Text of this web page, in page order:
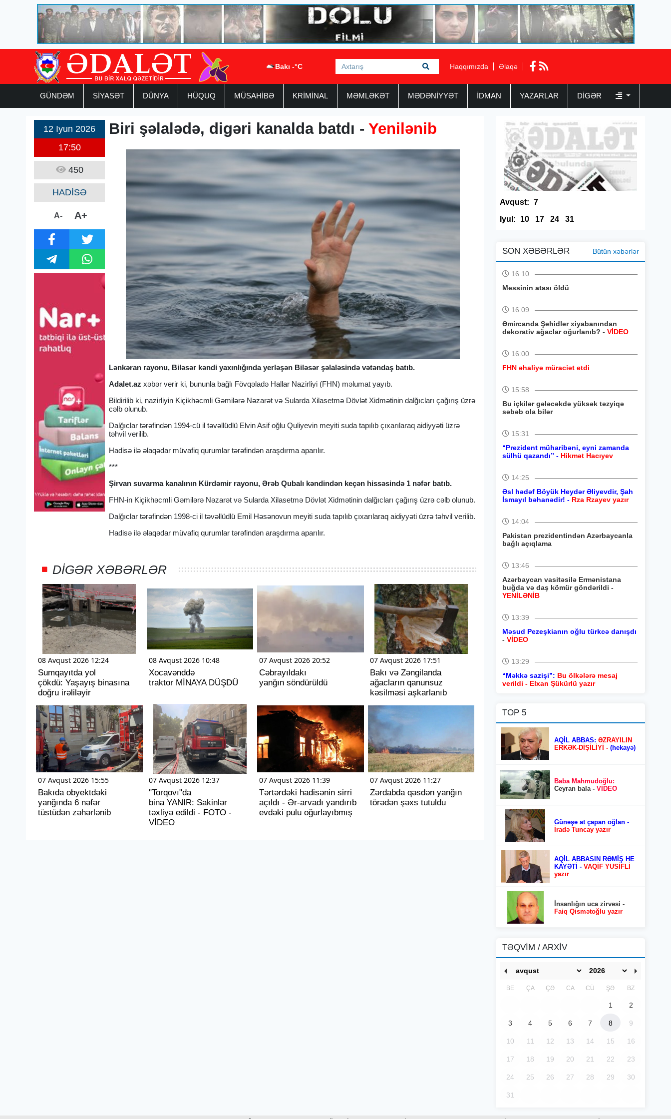
Bakı -°C Haqqımızda Əlaqə
GÜNDƏM SİYASƏT DÜNYA HÜQUQ MÜSAHİBƏ KRİMİNAL MƏMLƏKƏT MƏDƏNİYYƏT İDMAN YAZARLAR DIGƏR
12 Iyun 2026
17:50
450
HADİSƏ
A- A+
Biri şəlalədə, digəri kanalda batdı -Yenilənib
Lənkəran rayonu, Biləsər kəndi yaxınlığında yerləşən Biləsər şəlaləsində vətəndaş batıb.
Adalet.az xəbər verir ki, bununla bağlı Fövqəladə Hallar Nazirliyi (FHN) məlumat yayıb.
Bildirilib ki, nazirliyin Kiçikhəcmli Gəmilərə Nəzarət və Sularda Xilasetmə Dövlət Xidmətinin dalğıcları çağırış üzrə
cəlb olunub.
Dalğıclar tərəfindən 1994-cü il təvəllüdlü Elvin Asif oğlu Quliyevin meyiti suda tapılıb çıxarılaraq aidiyyəti üzrə
təhvil verilib.
Hadisə ilə əlaqədar müvafiq qurumlar tərəfindən araşdırma aparılır.
***
Şirvan suvarma kanalının Kürdəmir rayonu, Ərəb Qubalı kəndindən keçən hissəsində 1 nəfər batıb.
FHN-in Kiçikhəcmli Gəmilərə Nəzarət və Sularda Xilasetmə Dövlət Xidmətinin dalğıcları çağırış üzrə cəlb olunub.
Dalğıclar tərəfindən 1998-ci il təvəllüdlü Emil Həsənovun meyiti suda tapılıb çıxarılaraq aidiyyəti üzrə təhvil verilib.
Hadisə ilə əlaqədar müvafiq qurumlar tərəfindən araşdırma aparılır.
DIGƏR XƏBƏRLƏR
08 Avqust 2026 12:24
Sumqayıtda yol
çökdü: Yaşayış binasına
doğru irəliləyir
08 Avqust 2026 10:48
Xocavənddə
traktor MİNAYA DÜŞDÜ
07 Avqust 2026 20:52
Cəbrayıldakı
yanğın söndürüldü
07 Avqust 2026 17:51
Bakı və Zəngilanda
ağacların qanunsuz
kəsilməsi aşkarlanıb
07 Avqust 2026 15:55
Bakıda obyektdəki
yanğında 6 nəfər
tüstüdən zəhərlənib
07 Avqust 2026 12:37
"Torqovı"da
bina YANIR: Sakinlər
təxliyə edildi - FOTO -
VİDEO
07 Avqust 2026 11:39
Tərtərdəki hadisənin sirri
açıldı - Ər-arvadı yandırıb
evdəki pulu oğurlayıbmış
07 Avqust 2026 11:27
Zərdabda qəsdən yanğın
törədən şəxs tutuldu
Avqust: 7
Iyul:
10 17 24 31
SON XƏBƏRLƏR Bütün xəbərlər
16:10
Messinin atası öldü
16:09
Əmircanda Şəhidlər xiyabanından
dekorativ ağaclar oğurlanıb? - VİDEO
16:00
FHN əhaliyə müraciət etdi
15:58
Bu içkilər gələcəkdə yüksək təzyiqə
səbəb ola bilər
15:31
“Prezident müharibəni, eyni zamanda
sülhü qazandı” - Hikmət Hacıyev
14:25
Əsl hədəf Böyük Heydər Əliyevdir, Şah
İsmayıl bəhanədir! - Rza Rzayev yazır
14:04
Pakistan prezidentindən Azərbaycanla
bağlı açıqlama
13:46
Azərbaycan vasitəsilə Ermənistana
buğda və daş kömür göndərildi -
YENİLƏNİB
13:39
Məsud Pezeşkianın oğlu türkcə danışdı
- VİDEO
13:29
“Məkkə sazişi”: Bu ölkələrə mesaj
verildi - Elxan Şükürlü yazır
TOP 5
AQİL ABBAS: ƏZRAYILIN
ERKƏK-DİŞİLİYİ - (hekayə)
Baba Mahmudoğlu:
Ceyran bala - VİDEO
Günəşə at çapan oğlan -
İradə Tuncay yazır
AQİL ABBASIN RƏMİŞ HE
KAYƏTİ - VAQİF YUSİFLİ
yazır
İnsanlığın uca zirvəsi -
Faiq Qismətoğlu yazır
TƏQVİM / ARXİV
BE ÇA ÇƏ CA CÜ ŞƏ BZ
1 2
3 4 5 6 7 8 9
10 11 12 13 14 15 16
17 18 19 20 21 22 23
24 25 26 27 28 29 30
31